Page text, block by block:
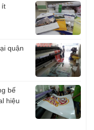
ít
quận
bế
hiệu